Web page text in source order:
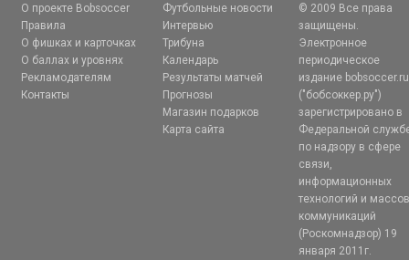
О проекте Bobsoccer
Правила
О фишках и карточках
О баллах и уровнях
Рекламодателям
Контакты
Футбольные новости
Интервью
Трибуна
Календарь
Результаты матчей
Прогнозы
Магазин подарков
Карта сайта
© 2009 Все права
защищены.
Электронное
периодическое
издание bobsoccer.ru
("бобсоккер.ру")
зарегистрировано в
Федеральной
по надзору в сфере
связи,
информационных
технологий и
коммуникаций
(Роскомнадзор) 19
января 2011г.